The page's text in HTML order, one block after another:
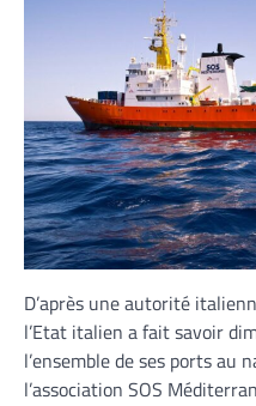
D’après une autorité
l’Etat italien a fait savoir
l’ensemble de ses ports au
l’association SOS